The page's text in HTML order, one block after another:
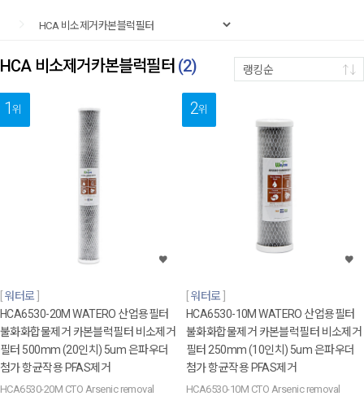
HCA 비소제거카본블럭필터 (2) 랭킹순
1위
워터로
HCA6530-20M WATERO 산업용필터
불화화합물제거 카본블럭필터 비소제거
필터 500mm (20인치) 5um 은파우더
첨가 항균작용 PFAS제거
HCA6530-20M CTO Arsenic removal
2위
워터로
HCA6530-10M WATERO 산업용필터
불화화합물제거 카본블럭필터 비소제거
필터 250mm (10인치) 5um 은파우더
첨가 항균작용 PFAS제거
HCA6530-10M CTO Arsenic removal